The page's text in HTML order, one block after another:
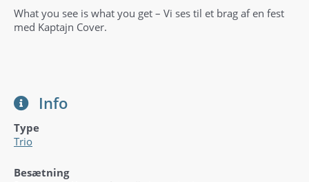
What you see is what you get – Vi ses til et brag af en fest
med Kaptajn Cover.
Info
Type
Trio
Besætning